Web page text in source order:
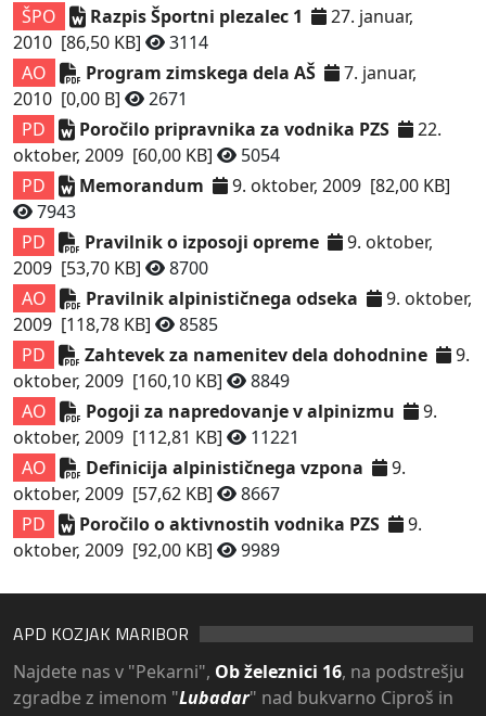
ŠPO
Razpis Športni plezalec 1
27. januar,
2010 [86,50 KB]
3114
AO
Program zimskega dela AŠ
7. januar,
2010 [0,00 B]
2671
PD
Poročilo pripravnika za vodnika PZS
22.
oktober, 2009 [60,00 KB]
5054
PD
Memorandum 9. oktober, 2009 [82,00 KB]
7943
PD
Pravilnik o izposoji opreme
9. oktober,
2009 [53,70 KB]
8700
AO
Pravilnik alpinističnega odseka
9. oktober,
2009 [118,78 KB]
8585
PD
Zahtevek za namenitev dela dohodnine
9.
oktober, 2009 [160,10 KB]
8849
AO
Pogoji za napredovanje v alpinizmu
9.
oktober, 2009 [112,81 KB]
11221
AO
Definicija alpinističnega vzpona
9.
oktober, 2009 [57,62 KB]
8667
PD
Poročilo o aktivnostih vodnika PZS
9.
oktober, 2009 [92,00 KB] 9989
APD KOZJAK MARIBOR
Najdete nas v "Pekarni", Ob železnici 16, na podstrešju
zgradbe z imenom "Lubadar" nad bukvarno Ciproš in